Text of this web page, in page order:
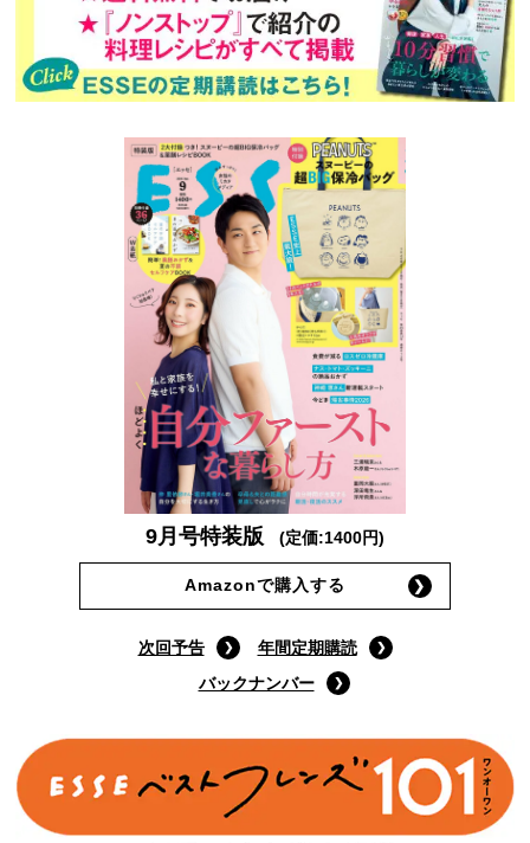
9月号特装版 (定価:1400円)
Amazonで購入する
次回予告
年間定期購読
バックナンバー